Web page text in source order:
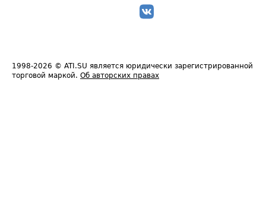
1998-2026 © ATI.SU является юридически зарегистрированной
торговой маркой. Об авторских правах